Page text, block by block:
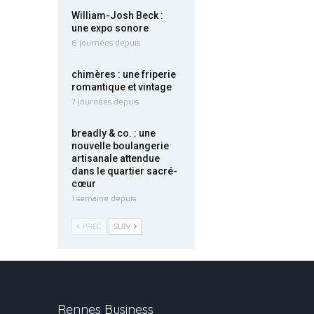
William-Josh Beck :
une expo sonore
6 journées depuis
chimères : une friperie
romantique et vintage
7 journées depuis
breadly & co. : une
nouvelle boulangerie
artisanale attendue
dans le quartier sacré-
cœur
1 semaine depuis
PREC SUIV
Rennes Business